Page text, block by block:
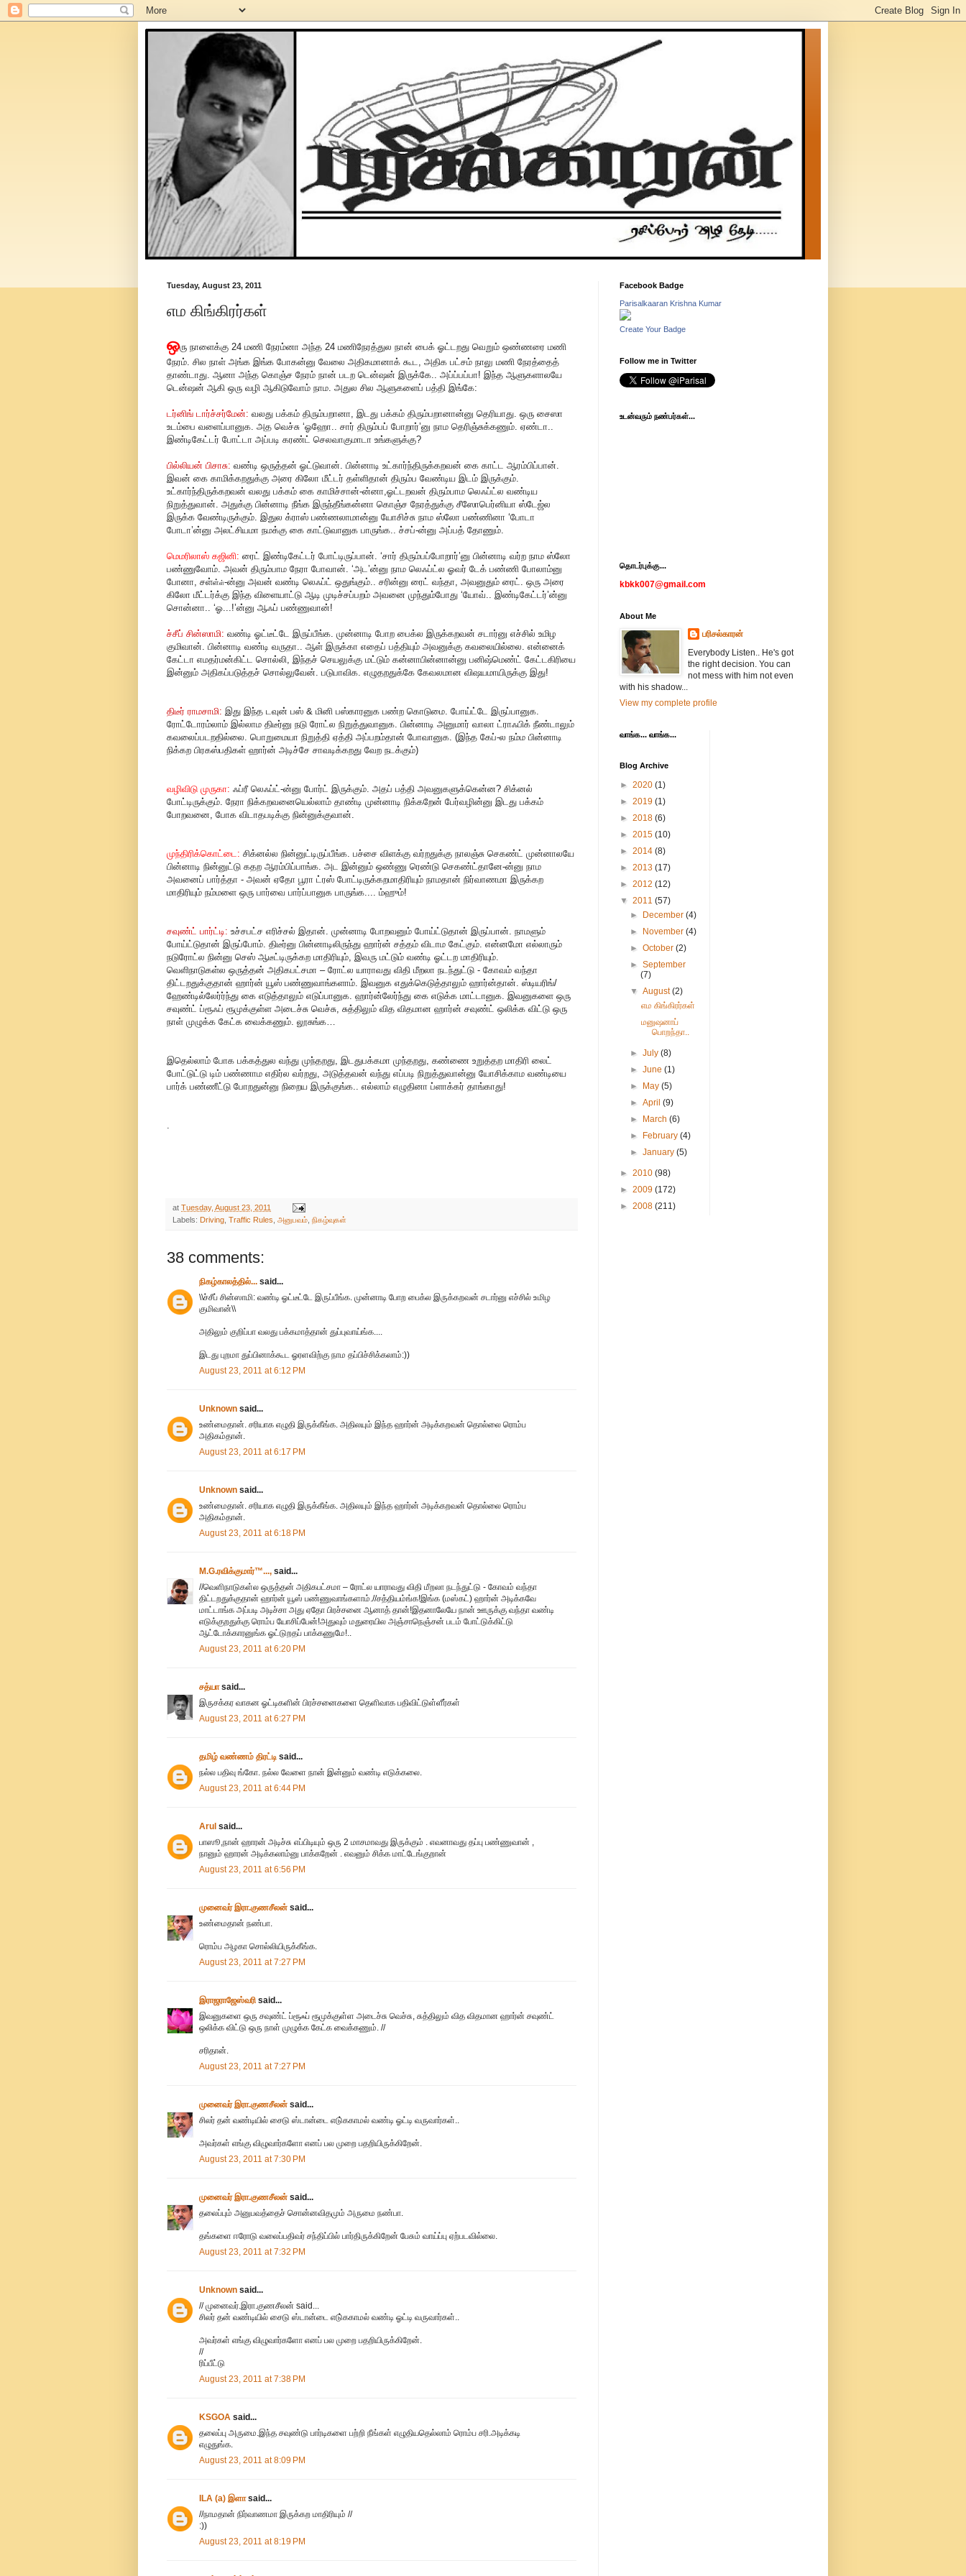
Tuesday, August 23, 2011
எம கிங்கிரர்கள்
ஒரு நாளைக்கு 24 மணி நேரம்னா அந்த 24 மணிநேரத்துல நான் பைக் ஓட்டறது வெறும் ஒண்ணரை மணி
நேரம். சில நாள் அங்க இங்க போகன்னு வேலை அதிகமானாக் கூட, அதிக பட்சம் நாலு மணி நேரத்தைத்
தாண்டாது. ஆனா அந்த கொஞ்ச நேரம் நான் படற டென்ஷன் இருக்கே.. அப்ப்பப்பா! இந்த ஆளுகளாலயே
டென்ஷன் ஆகி ஒரு வழி ஆகிடுவோம் நாம. அதுல சில ஆளுகளைப் பத்தி இங்கே:
டர்னிங் டார்ச்சர்மேன்: வலது பக்கம் திரும்பறானா, இடது பக்கம் திரும்பறானான்னு தெரியாது. ஒரு சைஸா
உடம்பை வளைப்பானுக. அத வெச்சு ‘ஓஹோ.. சார் திரும்பப் போறார்’னு நாம தெரிஞ்சுக்கணும். ஏண்டா..
இண்டிகேட்டர் போட்டா அப்படி கரண்ட் செலவாகுமாடா உங்களுக்கு?
பில்லியன் பிசாசு: வண்டி ஒருத்தன் ஓட்டுவான். பின்னாடி உட்கார்ந்திருக்கறவன் கை காட்ட ஆரம்பிப்பான்.
இவன் கை காமிக்கறதுக்கு அரை கிலோ மீட்டர் தள்ளிதான் திரும்ப வேண்டிய இடம் இருக்கும்.
உட்கார்ந்திருக்கறவன் வலது பக்கம் கை காமிச்சான்-ன்னா,ஓட்டறவன் திரும்பாம லெஃப்ட்ல வண்டிய
நிறுத்துவான். அதுக்கு பின்னாடி நீங்க இருந்தீங்கன்னா கொஞ்ச நேரத்துக்கு சீஸோபெர்னியா ஸ்டேஜ்ல
இருக்க வேண்டிருக்கும். இதுல க்ராஸ் பண்ணலாமான்னு யோசிச்சு நாம ஸ்லோ பண்ணினா ‘போடா
போடா’ன்னு அலட்சியமா நமக்கு கை காட்டுவானுக பாருங்க.. ச்சப்-ன்னு அப்பத் தோணும்.
மெமரிலாஸ் கஜினி: ரைட் இண்டிகேட்டர் போட்டிருப்பான். ‘சார் திரும்பப்போறார்’னு பின்னாடி வர்ற நாம ஸ்லோ
பண்ணுவோம். அவன் திரும்பாம நேரா போவான். ‘அட’ன்னு நாம லெஃப்ட்ல ஓவர் டேக் பண்ணி போலாம்னு
போனா, சள்ள்ள்-ன்னு அவன் வண்டி லெஃப்ட் ஒதுங்கும்.. சரின்னு ரைட் வந்தா, அவனுதும் ரைட். ஒரு அரை
கிலோ மீட்டர்க்கு இந்த விளையாட்டு ஆடி முடிச்சப்பறம் அவனை முந்தும்போது ‘யோவ்.. இண்டிகேட்டர்’ன்னு
சொன்னா.. ‘ஓ...!’ன்னு ஆஃப் பண்ணுவான்!
ச்சீப் சின்ஸாமி: வண்டி ஓட்டீட்டே இருப்பீங்க. முன்னாடி போற பைக்ல இருக்கறவன் சடார்னு எச்சில் உமிழ
குமிவான். பின்னாடி வண்டி வருதா.. ஆள் இருக்கா எதைப் பத்தியும் அவனுக்கு கவலையில்லை. என்னைக்
கேட்டா எமதர்மன்கிட்ட சொல்லி, இந்தச் செயலுக்கு மட்டும் கன்னாபின்னான்னு பனிஷ்மெண்ட் கேட்டகிரியை
இன்னும் அதிகப்படுத்தச் சொல்லுவேன். படுபாவிக. எழுதறதுக்கே கேவலமான விஷயமாயிருக்கு இது!
திடீர் ராமசாமி: இது இந்த டவுன் பஸ் & மினி பஸ்காரனுக பண்ற கொடுமை. போய்ட்டே இருப்பானுக.
ரோட்டோரம்லாம் இல்லாம திடீர்னு நடு ரோட்ல நிறுத்துவானுக. பின்னாடி அனுமார் வாலா ட்ராஃபிக் நீண்டாலும்
கவலைப்படறதில்லை. பொறுமையா நிறுத்தி ஏத்தி அப்பறம்தான் போவானுக. (இந்த கேப்-ல நம்ம பின்னாடி
நிக்கற பிரகஸ்பதிகள் ஹார்ன் அடிச்சே சாவடிக்கறது வேற நடக்கும்)
வழிவிடு முருகா: ஃப்ரீ லெஃப்ட்-ன்னு போர்ட் இருக்கும். அதப் பத்தி அவனுகளுக்கென்ன? சிக்னல்
போட்டிருக்கும். நேரா நிக்கறவனையெல்லாம் தாண்டி முன்னாடி நிக்கறேன் பேர்வழின்னு இடது பக்கம்
போறவனை, போக விடாதபடிக்கு நின்னுக்குவான்.
முந்திரிக்கொட்டை: சிக்னல்ல நின்னுட்டிருப்பீங்க. பச்சை விளக்கு வர்றதுக்கு நாலஞ்சு செகண்ட் முன்னாலயே
பின்னாடி நின்னுட்டு கதற ஆரம்பிப்பாங்க. அட இன்னும் ஒண்ணு ரெண்டு செகண்ட்தானே-ன்னு நாம
அவனைப் பார்த்தா - அவன் ஏதோ பூரா ட்ரஸ் போட்டிருக்கறமாதிரியும் நாமதான் நிர்வாணமா இருக்கற
மாதிரியும் நம்மளை ஒரு பார்வை பார்ப்பானுக பாருங்க.... ம்ஹும்!
சவுண்ட் பார்ட்டி: உச்சபட்ச எரிச்சல் இதான். முன்னாடி போறவனும் போய்ட்டுதான் இருப்பான். நாமளும்
போய்ட்டுதான் இருப்போம். திடீர்னு பின்னாடிலிருந்து ஹார்ன் சத்தம் விடாம கேட்கும். என்னமோ எல்லாரும்
நடுரோட்ல நின்னு செஸ் ஆடீட்டிருக்கற மாதிரியும், இவரு மட்டும் வண்டி ஓட்டற மாதிரியும்.
வெளிநாடுகள்ல ஒருத்தன் அதிகபட்சமா – ரோட்ல யாராவது விதி மீறலா நடந்துட்டு - கோவம் வந்தா
திட்டறதுக்குதான் ஹார்ன் யூஸ் பண்ணுவாங்களாம். இவனுக எதுக்கெடுத்தாலும் ஹார்ன்தான். ஸ்டியரிங்/
ஹேண்டில்லேர்ர்ந்து கை எடுத்தாலும் எடுப்பானுக. ஹார்ன்லேர்ந்து கை எடுக்க மாட்டானுக. இவனுகளை ஒரு
சவுண்ட் ப்ரூஃப் ரூமுக்குள்ள அடைச்சு வெச்சு, சுத்திலும் வித விதமான ஹார்ன் சவுண்ட் ஒலிக்க விட்டு ஒரு
நாள் முழுக்க கேட்க வைக்கணும். லூசுங்க…
இதெல்லாம் போக பக்கத்துல வந்து முந்தறது, இடதுபக்கமா முந்தறது, கண்ணை உறுத்தற மாதிரி லைட்
போட்டுட்டு டிம் பண்ணாம எதிர்ல வர்றது, அடுத்தவன் வந்து எப்படி நிறுத்துவான்னு யோசிக்காம வண்டியை
பார்க் பண்ணீட்டு போறதுன்னு நிறைய இருக்குங்க.. எல்லாம் எழுதினா ப்ளாக்கர் தாங்காது!
at Tuesday, August 23, 2011
Labels: Driving Traffic Rules அனுபவம் நிகழ்வுகள்
38 comments:
நிகழ்காலத்தில்... said...
\\ச்சீப் சின்ஸாமி: வண்டி ஓட்டீட்டே இருப்பீங்க. முன்னாடி போற பைக்ல இருக்கறவன் சடார்னு எச்சில் உமிழ
குமிவான்\\
அதிலும் குறிப்பா வலது பக்கமாத்தான் துப்புவாய்ங்க....
இடது புறமா துப்பினாக்கூட ஓரளவிற்கு நாம தப்பிச்சிக்கலாம்:))
August 23, 2011 at 6:12 PM
Unknown said...
உண்மைதான். சரியாக எழுதி இருக்கீங்க. அதிலயும் இந்த ஹார்ன் அடிக்கறவன் தொல்லை ரொம்ப
அதிகம்தான்.
August 23, 2011 at 6:17 PM
Unknown said...
உண்மைதான். சரியாக எழுதி இருக்கீங்க. அதிலயும் இந்த ஹார்ன் அடிக்கறவன் தொல்லை ரொம்ப
அதிகம்தான்.
August 23, 2011 at 6:18 PM
M.G.ரவிக்குமார்™..., said...
//வெளிநாடுகள்ல ஒருத்தன் அதிகபட்சமா – ரோட்ல யாராவது விதி மீறலா நடந்துட்டு - கோவம் வந்தா
திட்டறதுக்குதான் ஹார்ன் யூஸ் பண்ணுவாங்களாம்.//சத்தியம்ங்க!இங்க (மஸ்கட்) ஹார்ன் அடிக்கவே
மாட்டாங்க அப்படி அடிச்சா அது ஏதோ பிரச்சனை ஆனாத் தான்!இதனாலேயே நான் ஊருக்கு வந்தா வண்டி
எடுக்குறதுக்கு ரொம்ப யோசிப்பேன்!அதுவும் மதுரையில அஞ்சாநெஞ்சன் படம் போட்டுக்கிட்டு
ஆட்டோக்காரனுங்க ஓட்டுறதப் பாக்கணுமே!..
August 23, 2011 at 6:20 PM
சத்யாsaid...
இருசக்கர வாகன ஓட்டிகளின் பிரச்சனைகளை தெளிவாக பதிவிட்டுள்ளீர்கள்
August 23, 2011 at 6:27 PM
தமிழ் வண்ணம் திரட்டி said...
நல்ல பதிவு ங்கோ. நல்ல வேளை நான் இன்னும் வண்டி எடுக்கலை.
August 23, 2011 at 6:44 PM
Arul said...
பாஸூ,நான் ஹாரன் அடிச்சு எப்பிடியும் ஒரு 2 மாசமாவது இருக்கும் . எவனாவது தப்பு பண்ணுவான் ,
நானும் ஹாரன் அடிக்கலாம்னு பாக்கறேன் . எவனும் சிக்க மாட்டேங்குறான்
August 23, 2011 at 6:56 PM
முனைவர் இரா.குணசீலன் said...
உண்மைதான் நண்பா.
ரொம்ப அழகா சொல்லியிருக்கீங்க.
August 23, 2011 at 7:27 PM
இராஜராஜேஸ்வரி said...
இவனுகளை ஒரு சவுண்ட் ப்ரூஃப் ரூமுக்குள்ள அடைச்சு வெச்சு, சுத்திலும் வித விதமான ஹார்ன் சவுண்ட்
ஒலிக்க விட்டு ஒரு நாள் முழுக்க கேட்க வைக்கணும். //
சரிதான்.
August 23, 2011 at 7:27 PM
முனைவர் இரா.குணசீலன் said...
சிலர் தன் வண்டியில் சைடு ஸ்டான்டை எடு்ககாமல் வண்டி ஓட்டி வருவார்கள்..
அவர்கள் எங்கு விழுவார்களோ எனப் பல முறை பதறியிருக்கிறேன்.
August 23, 2011 at 7:30 PM
முனைவர் இரா.குணசீலன் said...
தலைப்பும் அனுபவத்தைச் சொன்னவிதமும் அருமை நண்பா.
தங்களை ஈரோடு வலைப்பதிவர் சந்திப்பில் பார்திருக்கிறேன் பேசும் வாய்ப்பு ஏற்படவில்லை.
August 23, 2011 at 7:32 PM
Unknown said...
// முனைவர்.இரா.குணசீலன் said...
சிலர் தன் வண்டியில் சைடு ஸ்டான்டை எடு்ககாமல் வண்டி ஓட்டி வருவார்கள்..
அவர்கள் எங்கு விழுவார்களோ எனப் பல முறை பதறியிருக்கிறேன்.
//
ரிப்பீட்டு
August 23, 2011 at 7:38 PM
KSGOA said...
தலைப்பு அருமை.இந்த சவுண்டு பார்டிகளை பற்றி நீங்கள் எழுதியதெல்லாம் ரொம்ப சரி.அடிக்கடி
எழுதுங்க.
August 23, 2011 at 8:09 PM
ILA (a) இளாsaid...
//நாமதான் நிர்வாணமா இருக்கற மாதிரியும் //
:))
August 23, 2011 at 8:19 PM
Facebook Badge
Parisalkaaran Krishna Kumar
Create Your Badge
Follow me in Twitter
உடன்வரும் நண்பர்கள்...
தொடர்புக்கு...
kbkk007@gmail.com
About Me
பரிசல்காரன்
Everybody Listen.. He's got
the right decision. You can
not mess with him not even
with his shadow...
View my complete profile
வாங்க... வாங்க...
Blog Archive
► 2020 (1)
► 2019 (1)
► 2018 (6)
► 2015 (10)
► 2014 (8)
► 2013 (17)
► 2012 (12)
▼ 2011 (57)
►
December(4)
►
November(4)
►October(2)
►September
(7)
▼August(2)
எம கிங்கிரர்கள்
மனுஷனாப்
பொறந்தா..
►July(8)
►June(1)
►
May(5)
►April(9)
►
March(6)
►
February(4)
►January(5)
► 2010 (98)
► 2009 (172)
► 2008 (211)